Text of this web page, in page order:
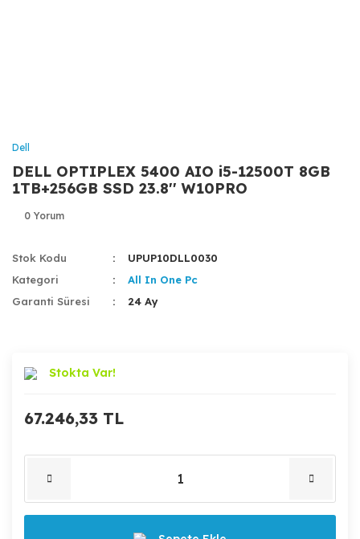
Dell
DELL OPTIPLEX 5400 AIO i5-12500T 8GB
1TB+256GB SSD 23.8'' W10PRO
0 Yorum
Stok Kodu
UPUP10DLL0030
Kategori
All In One Pc
Garanti Süresi
24 Ay
Stokta Var!
67.246,33 TL